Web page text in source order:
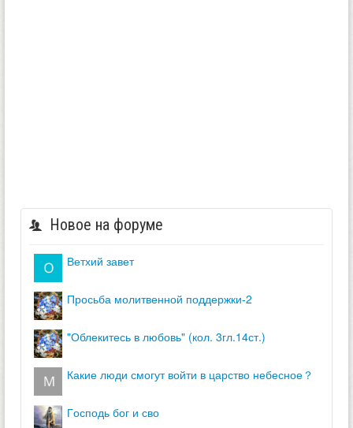
Новое на форуме
ветхий завет
просьба молитвенной поддержки-2
"облекитесь в любовь" (кол. 3гл.14ст.)
какие люди смогут войти в царство небесное？
господь бог и сво